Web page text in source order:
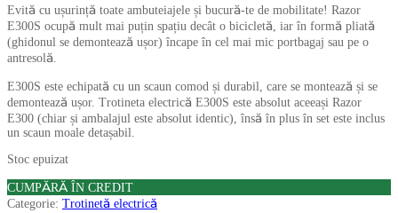
Evită cu ușurință toate ambuteiajele și bucură-te de mobilitate! Razor
E300S ocupă mult mai puțin spațiu decât o bicicletă, iar în formă pliată
(ghidonul se demontează ușor) încape în cel mai mic portbagaj sau pe o
antresolă.
E300S este echipată cu un scaun comod și durabil, care se montează și se
demontează ușor. Trotineta electrică E300S este absolut aceeași Razor
E300 (chiar și ambalajul este absolut identic), însă în plus în set este inclus
un scaun moale detașabil.
Stoc epuizat
CUMPĂRĂ ÎN CREDIT
Categorie: Trotinetă electrică